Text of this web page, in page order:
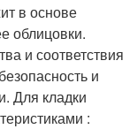
в основе
облицовки.
и соответствия
и
Для кладки
: